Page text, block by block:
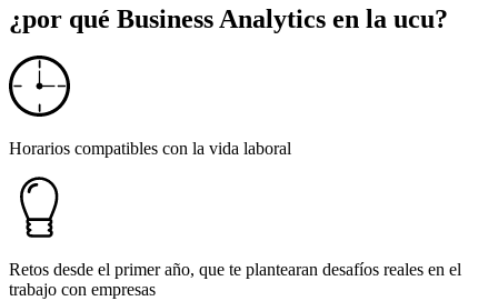
¿por qué Business Analytics en la ucu?
Horarios compatibles con la vida laboral
Retos desde el primer año, que te plantearan desafíos reales en el
trabajo con empresas